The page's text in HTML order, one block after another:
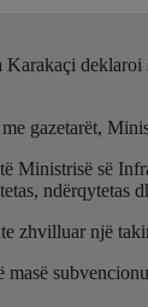
gazetarët,
Ministrisë së
ndërqytetas
zhvilluar një